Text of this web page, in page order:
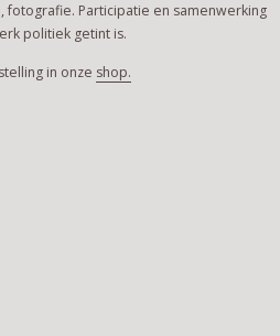
fotografie. Participatie en samenwerking
politiek getint is.
in onze shop.